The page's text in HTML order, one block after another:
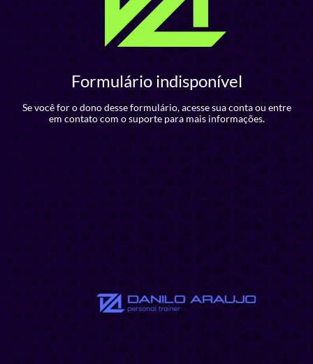
Formulário indisponível
Se você for o dono desse formulário, acesse sua conta ou entre
em contato com o suporte para mais informações.